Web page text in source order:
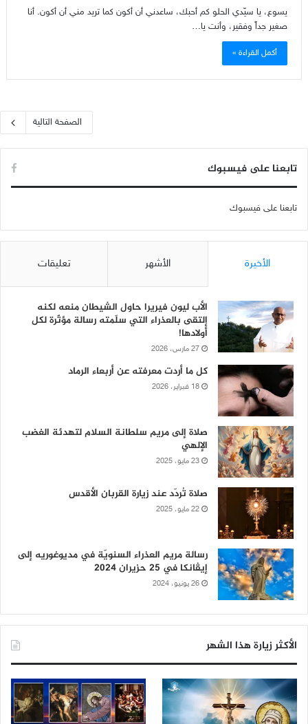
يسوع، يا سيّدي الحلو كم أحبك، ساعدني أن أكون كما تريد مني أن أكون. أنا
صغير جداً وفقير، وأنت يا…
أكمل القراءة »
الصفحة التالية
تابعنا على فيسبوك
تابعنا على فيسبوك
الأخيرة الأشهر تعليقات
الأب ليون فيريرا حاول الشيطان منعه لكنه
إلتقى بالعذراء التي سلّمته رسالة مؤثّرة لكل
أولادها!
27 مارس، 2026
كل ما أردت معرفته عن أربعاء الرماد
18 فبراير، 2026
صلاة إلى مريم سلطانة السلام لتهدئة الغضب
الإلهي
23 مايو، 2025
صلاة تُردّد عند زيارة القربان الأقدس
22 مايو، 2025
رسالة مريم العذراء السنويّة في مديوغوريه إلى
إيڤانكا في 25 حزيران 2024
26 يونيو، 2024
الأكثر زيارة هذا الشهر